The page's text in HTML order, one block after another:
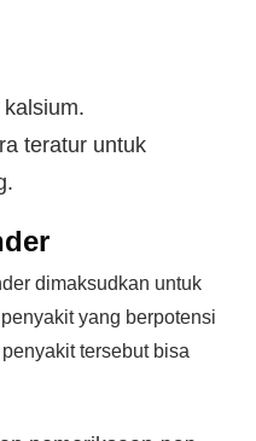
teratur untuk
dimaksudkan untuk
yang berpotensi
tersebut bisa